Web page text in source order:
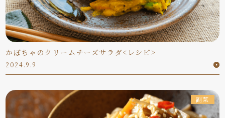
かぼちゃのクリームチーズサラダ<レシピ>
2024.9.9
副菜